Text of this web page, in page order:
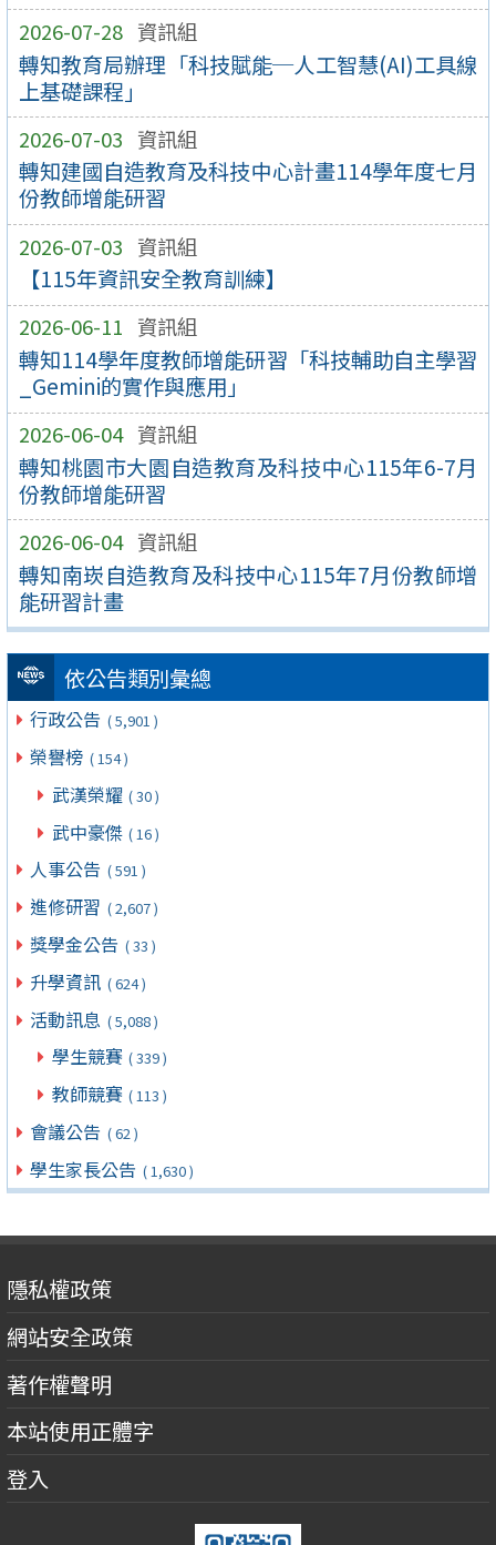
2026-07-28 資訊組
轉知教育局辦理「科技賦能─人工智慧(AI)工具線
上基礎課程」
2026-07-03 資訊組
轉知建國自造教育及科技中心計畫114學年度七月
份教師增能研習
2026-07-03 資訊組
【115年資訊安全教育訓練】
2026-06-11 資訊組
轉知114學年度教師增能研習「科技輔助自主學習
_Gemini的實作與應用」
2026-06-04 資訊組
轉知桃園市大園自造教育及科技中心115年6-7月
份教師增能研習
2026-06-04 資訊組
轉知南崁自造教育及科技中心115年7月份教師增
能研習計畫
依公告類別彙總
行政公告 ( 5,901 )
榮譽榜 ( 154 )
武漢榮耀 ( 30 )
武中豪傑 ( 16 )
人事公告 ( 591 )
進修研習 ( 2,607 )
獎學金公告 ( 33 )
升學資訊 ( 624 )
活動訊息 ( 5,088 )
學生競賽 ( 339 )
教師競賽 ( 113 )
會議公告 ( 62 )
學生家長公告 ( 1,630 )
隱私權政策
網站安全政策
著作權聲明
本站使用正體字
登入